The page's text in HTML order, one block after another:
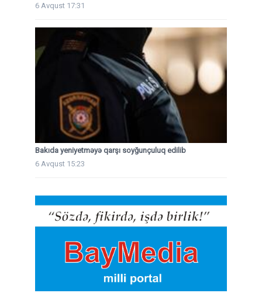
6 Avqust 17:31
Bakıda yeniyetməyə qarşı soyğunçuluq edilib
6 Avqust 15:23